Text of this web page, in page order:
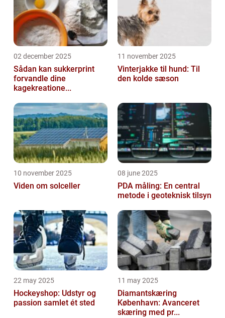
02 december 2025
Sådan kan sukkerprint
forvandle dine
kagekreatione...
11 november 2025
Vinterjakke til hund: Til
den kolde sæson
10 november 2025
Viden om solceller
08 june 2025
PDA måling: En central
metode i geoteknisk tilsyn
22 may 2025
Hockeyshop: Udstyr og
passion samlet ét sted
11 may 2025
Diamantskæring
København: Avanceret
skæring med pr...